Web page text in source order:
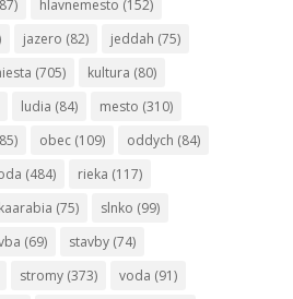
hlavnemesto (152)
jazero (82) jeddah (75)
(705) kultura (80)
ludia (84) mesto (310)
obec(109) oddych (84)
(484) rieka (117)
(75) slnko (99)
(69) stavby(74)
stromy(373) voda (91)